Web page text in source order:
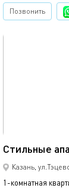
Позвонить
Стильные
Казань,
1-комнатная